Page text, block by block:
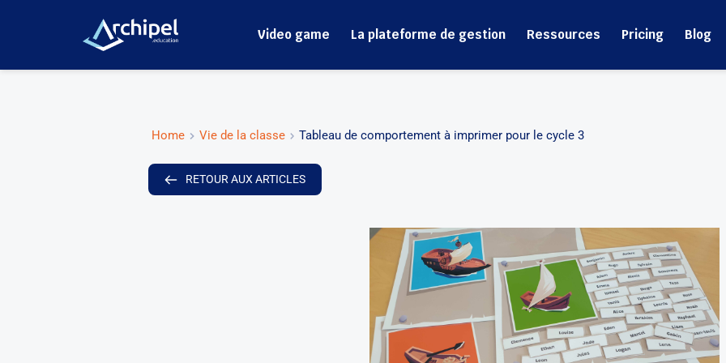
Video game La plateforme de gestion Ressources Pricing Blog
Home Vie de la classe Tableau de comportement à imprimer pour le cycle 3
RETOUR AUX ARTICLES